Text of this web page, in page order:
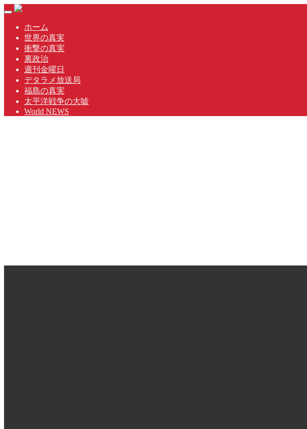
Skip
content
Toggle
navigationホーム
世界の真実
衝撃の真実
裏政治
週刊金曜日
デタラメ放送局
福島の真実
太平洋戦争の大嘘
World NEWS